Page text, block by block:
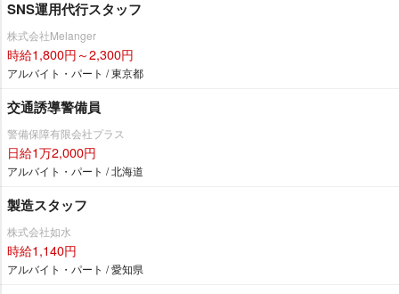
SNS運用代行スタッフ
株式会社Melanger
時給1,800円～2,300円
アルバイト・パート / 東京都
交通誘導警備員
警備保障有限会社プラス
日給1万2,000円
アルバイト・パート / 北海道
製造スタッフ
株式会社如水
時給1,140円
アルバイト・パート / 愛知県